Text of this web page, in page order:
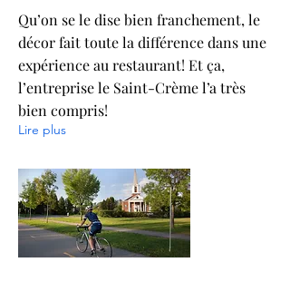
Qu’on se le dise bien franchement, le
décor fait toute la différence dans une
expérience au restaurant! Et ça,
l’entreprise le Saint-Crème l’a très
bien compris!
Lire plus